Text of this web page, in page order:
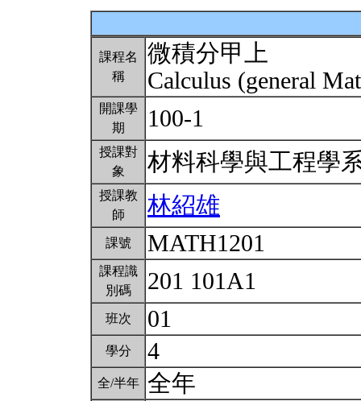
課程名
稱
微積分甲上
Calculus (general
開課學
期
100-1
授課對
象
材料科學與工程學
授課教
師
林紹雄
課號 MATH1201
課程識
別碼
201 101A1
班次 01
學分 4
全/半年 全年